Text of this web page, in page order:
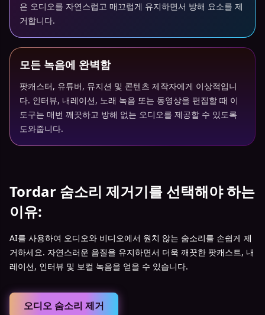
은 오디오를 자연스럽고 매끄럽게 유지하면서 방해 요소를 제
거합니다.
모든 녹음에 완벽함
팟캐스터, 유튜버, 뮤지션 및 콘텐츠 제작자에게 이상적입니
다. 인터뷰, 내레이션, 노래 녹음 또는 동영상을 편집할 때 이
도구는 매번 깨끗하고 방해 없는 오디오를 제공할 수 있도록
도와줍니다.
Tordar 숨소리 제거기를 선택해야 하는
이유:
AI를 사용하여 오디오와 비디오에서 원치 않는 숨소리를 손쉽게 제
거하세요. 자연스러운 음질을 유지하면서 더욱 깨끗한 팟캐스트, 내
레이션, 인터뷰 및 보컬 녹음을 얻을 수 있습니다.
오디오 숨소리 제거